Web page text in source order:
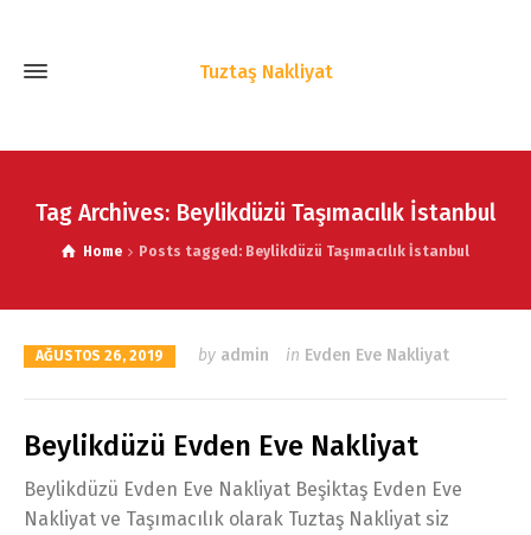
Tuztaş Nakliyat
Tag Archives: Beylikdüzü Taşımacılık İstanbul
Home Posts tagged: Beylikdüzü Taşımacılık İstanbul
AĞUSTOS 26, 2019 by admin in Evden Eve Nakliyat
Beylikdüzü Evden Eve Nakliyat
Beylikdüzü Evden Eve Nakliyat Beşiktaş Evden Eve
Nakliyat ve Taşımacılık olarak Tuztaş Nakliyat siz